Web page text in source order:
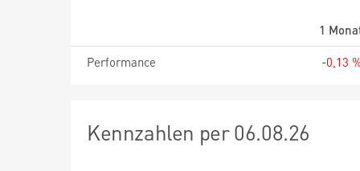
1
Performance
-0,13
Kennzahlen per 06.08.26